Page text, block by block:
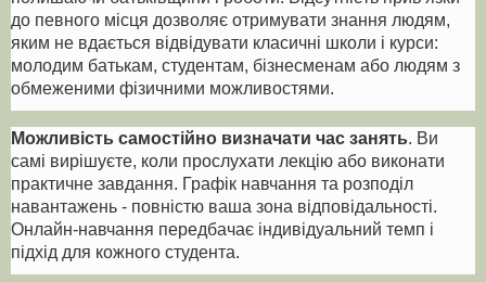
до певного місця дозволяє отримувати знання людям,
яким не вдається відвідувати класичні школи і курси:
молодим батькам, студентам, бізнесменам або людям з
обмеженими фізичними можливостями.
Можливість самостійно визначати час занять. Ви
самі вирішуєте, коли прослухати лекцію або виконати
практичне завдання. Графік навчання та розподіл
навантажень - повністю ваша зона відповідальності.
Онлайн-навчання передбачає індивідуальний темп і
підхід для кожного студента.